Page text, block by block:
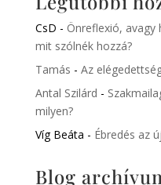
CsD - Önreflexió,
mit szólnék hozzá?
Tamás - Az
Antal Szilárd -
milyen?
Víg Beáta - Ébredés az
Blog